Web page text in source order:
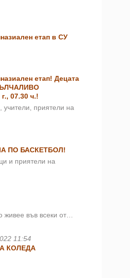
етап в СУ
етап! Децата
07.30 ч.!
приятели на
ПО БАСКЕТБОЛ!
и приятели на
живее във всеки от…
11:54
КОЛЕДА